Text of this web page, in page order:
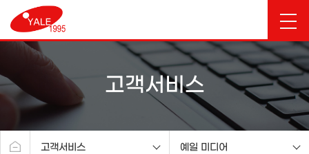
고객서비스
고객서비스 예일 미디어